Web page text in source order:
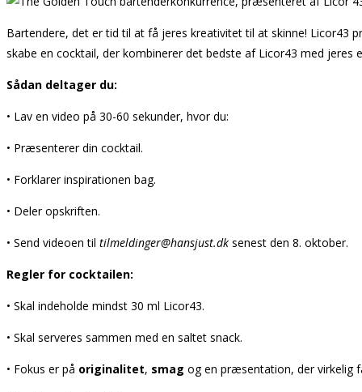
Bartendere, det er tid til at få jeres kreativitet til at skinne! Licor43
skabe en cocktail, der kombinerer det bedste af Licor43 med jeres
Sådan deltager du:
• Lav en video på 30-60 sekunder, hvor du:
• Præsenterer din cocktail.
• Forklarer inspirationen bag.
• Deler opskriften.
• Send videoen til tilmeldinger@hansjust.dk senest den 8. oktober.
Regler for cocktailen:
• Skal indeholde mindst 30 ml Licor43.
• Skal serveres sammen med en saltet snack.
• Fokus er på originalitet, smag og en præsentation, der virkelig